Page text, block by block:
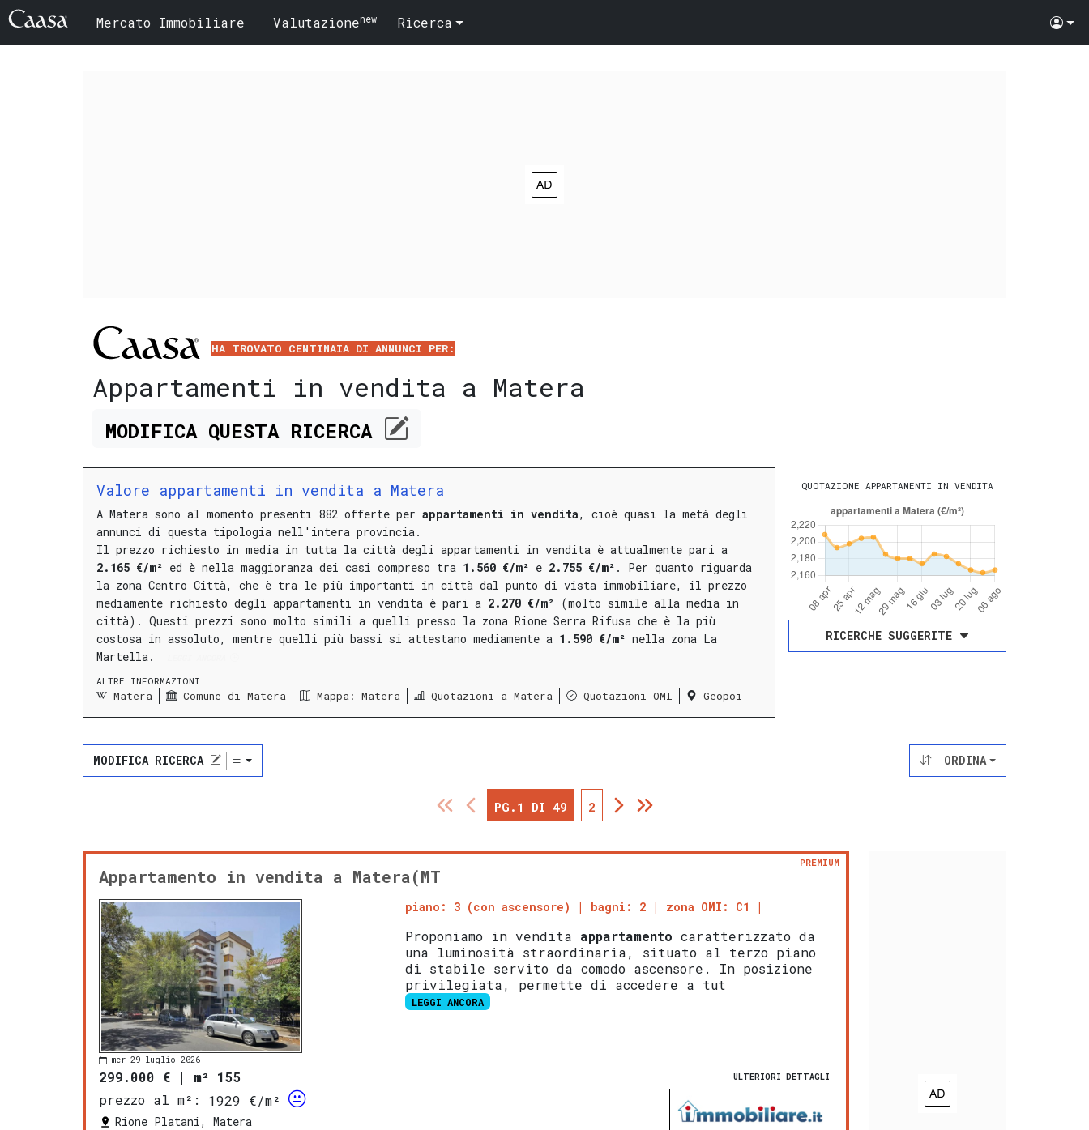
Mercato Immobiliare Valutazionenew Ricerca
HA TROVATO CENTINAIA DI ANNUNCI PER:
Appartamenti in vendita a Matera
MODIFICA QUESTARICERCA
Valore appartamenti in vendita a Matera
A Matera sono al momento presenti 882 offerte per appartamenti in vendita, cioè quasi la metà degli
annunci di questa tipologia nell'intera provincia.
Il prezzo richiesto in media in tutta la città degli appartamenti in vendita è attualmente pari a
2.165 €/m² ed è nella maggioranza dei casi compreso tra 1.560 €/m² e 2.755 €/m² . Per quanto riguarda
la zona Centro Città, che è tra le più importanti in città dal punto di vista immobiliare, il prezzo
mediamente richiesto degli appartamenti in vendita è pari a 2.270 €/m² (molto simile alla media in
città). Questi prezzi sono molto simili a quelli presso la zona Rione Serra Rifusa che è la più
costosa in assoluto, mentre quelli più bassi si attestano mediamente a 1.590 €/m² nella zona La
Martella.
ALTRE INFORMAZIONI
Matera Comune di Matera Mappa: Matera Quotazioni a Matera Quotazioni OMI Geopoi
QUOTAZIONE APPARTAMENTI IN VENDITA
RICERCHE SUGGERITE
MODIFICA RICERCA ORDINA
PG.1 DI 49 2
Appartamento in vendita a Matera(MT
PREMIUM
mer 29 luglio 2026
299.000 € | m² 155
prezzo al m²:
1929 €/m²
Rione Platani, Matera
piano: 3 (con ascensore) bagni: 2 zona OMI: C1
Proponiamo in vendita appartamento caratterizzato da
una luminosità straordinaria, situato al terzo piano
di stabile servito da comodo ascensore. In posizione
privilegiata, permette di accedere a tut
LEGGI ANCORA
ULTERIORI DETTAGLI